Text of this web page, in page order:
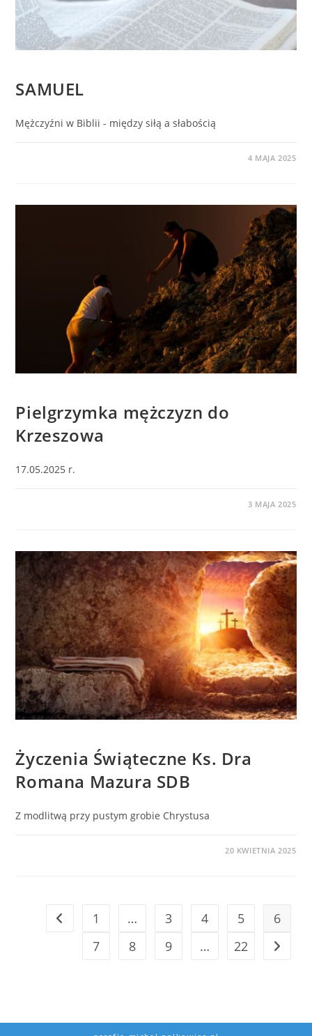
SAMUEL
Mężczyźni w Biblii - między siłą a słabością
4 MAJA 2025
Pielgrzymka mężczyzn do
Krzeszowa
17.05.2025 r.
3 MAJA 2025
Życzenia Świąteczne Ks. Dra
Romana Mazura SDB
Z modlitwą przy pustym grobie Chrystusa
20 KWIETNIA 2025
1 … 3 4 5
6
7
8 9 … 22